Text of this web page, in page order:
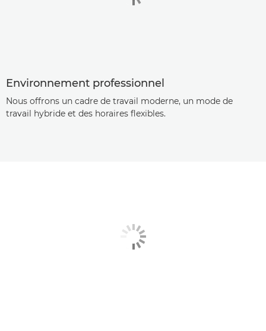
Environnement professionnel
Nous offrons un cadre de travail moderne, un mode de
travail hybride et des horaires flexibles.